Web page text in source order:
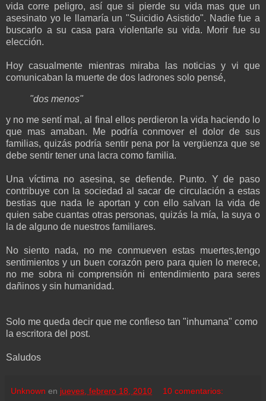
vida corre peligro, así que si pierde su vida mas que un
asesinato yo le llamaría un "Suicidio Asistido". Nadie fue a
buscarlo a su casa para violentarle su vida. Morir fue su
elección.
Hoy casualmente mientras miraba las noticias y vi que
comunicaban la muerte de dos ladrones solo pensé,
"dos menos"
y no me sentí mal, al final ellos perdieron la vida haciendo lo
que mas amaban. Me podría conmover el dolor de sus
familias, quizás podría sentir pena por la vergüenza que se
debe sentir tener una lacra como familia.
Una víctima no asesina, se defiende. Punto. Y de paso
contribuye con la sociedad al sacar de circulación a estas
bestias que nada le aportan y con ello salvan la vida de
quien sabe cuantas otras personas, quizás la mía, la suya o
la de alguno de nuestros familiares.
No siento nada, no me conmueven estas muertes,tengo
sentimientos y un buen corazón pero para quien lo merece,
no me sobra ni comprensión ni entendimiento para seres
dañinos y sin humanidad.
Solo me queda decir que me confieso tan "inhumana" como
la escritora del post.
Saludos
Unknown en jueves, febrero 18, 2010 10 comentarios: